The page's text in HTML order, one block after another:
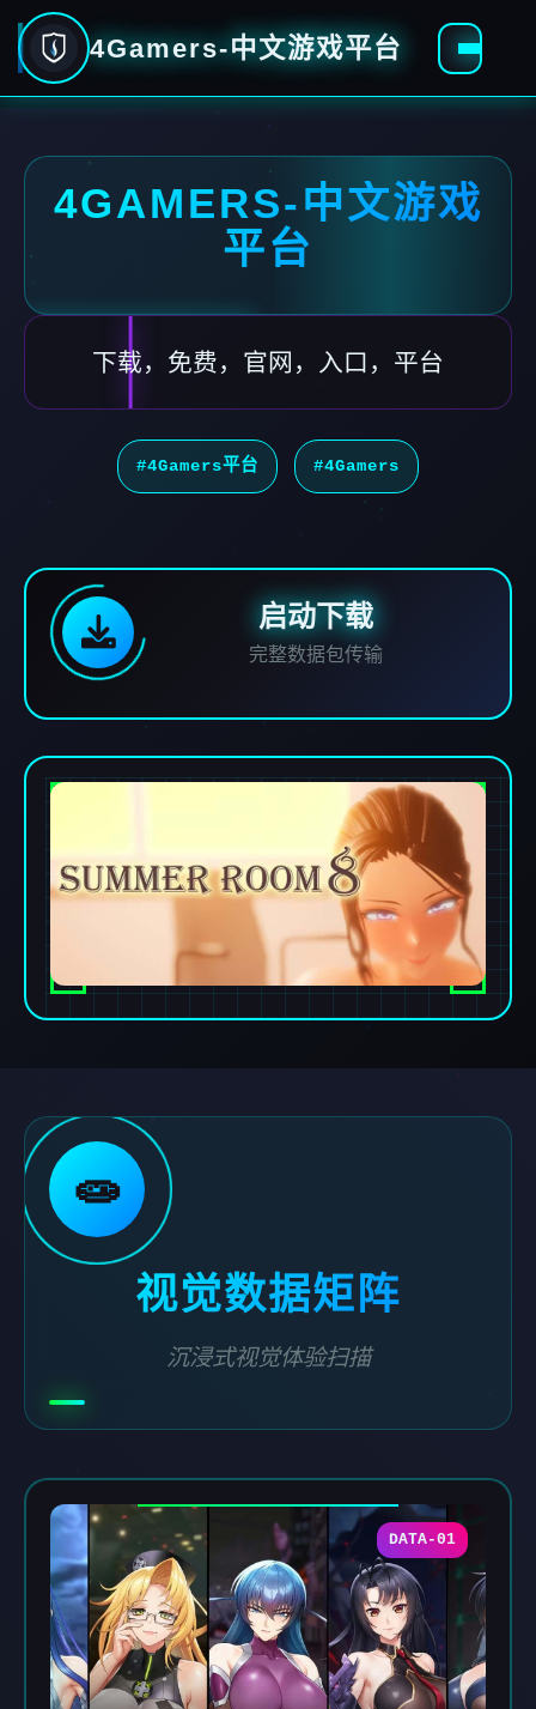
4Gamers-中文游戏平台
4GAMERS-中文游戏
平台
下载，免费，官网，入口，平台
#4Gamers平台 #4Gamers
启动下载
完整数据包传输
🧫
视觉数据矩阵
沉浸式视觉体验扫描
DATA-01